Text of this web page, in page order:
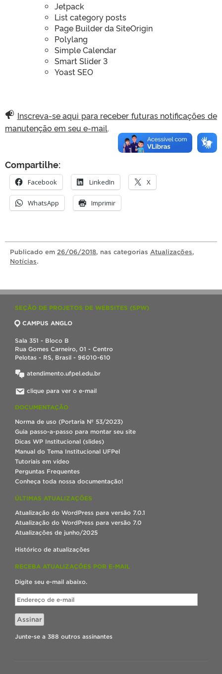
Jetpack
List category posts
Page Builder da SiteOrigin
Polylang
Simple Calendar
Smart Slider 3
Yoast SEO
Inscreva-se aqui para receber futuras notificações de
manutenção em seu e-mail.
Compartilhe:
Facebook LinkedIn X
WhatsApp Imprimir
Publicado em 26/06/2018, nas categorias Atualizações,
Notícias.
SEÇÃO DE PROJETOS DE WEBSITES (SPW)
CAMPUS ANGLO
Sala 351 - Bloco B
Rua Gomes Carneiro, 01 - Centro
Pelotas - RS, Brasil - 96010-610
atendimento.ufpel.edu.br
clique para ver o e-mail
DOCUMENTAÇÃO
Norma de uso (Portaria Nº 53/2023)
Guia passo-a-passo para montar seu site
Dicas WP Institucional (slides)
Manual do Tema Institucional UFPel
Tutoriais em vídeo
Perguntas Frequentes
Conheça toda nossa documentação!
ÚLTIMAS ATUALIZAÇÕES
Atualização do WordPress para versão 7.0.1
Atualização do WordPress para versão 7.0
Atualizações de junho/2025
Histórico de atualizações
RECEBA ATUALIZAÇÕES POR E-MAIL
Digite seu e-mail abaixo.
Endereço
de
e-
mail
Assinar
Junte-se a 388 outros assinantes